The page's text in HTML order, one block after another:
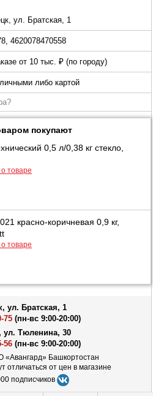
ул. Братская, 1
4620078470558
от 10 тыс. ₽ (по городу)
либо картой
покупают
0,5 л/0,38 кг стекло,
товаре
красно-коричневая 0,9 кг,
товаре
ул. Братская, 1
75 (пн-вс 9:00-20:00)
ул. Тюленина, 30
56 (пн-вс 9:00-20:00)
Башкортостан
отличаться от цен в магазине
подписчиков